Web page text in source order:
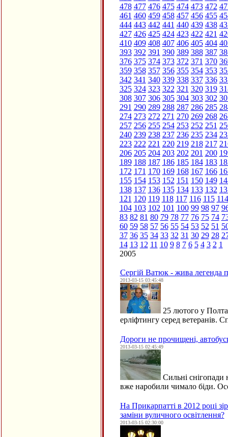
478 477 476 475 474 473 472
461 460 459 458 457 456 455
444 443 442 441 440 439 438
427 426 425 424 423 422 421
410 409 408 407 406 405 404
393 392 391 390 389 388 387
376 375 374 373 372 371 370
359 358 357 356 355 354 353
342 341 340 339 338 337 336
325 324 323 322 321 320 319
308 307 306 305 304 303 302
291 290 289 288 287 286 285
274 273 272 271 270 269 268
257 256 255 254 253 252 251
240 239 238 237 236 235 234
223 222 221 220 219 218 217
206 205 204 203 202 201 200
189 188 187 186 185 184 183
172 171 170 169 168 167 166
155 154 153 152 151 150 149
138 137 136 135 134 133 132
121 120 119 118 117 116 115 114
104 103 102 101 100 99 98 97
83 82 81 80 79 78 77 76 75 74
60 59 58 57 56 55 54 53 52 51
37 36 35 34 33 32 31 30 29 28
14 13 12 11 10 9 8 7 6 5 4 3 2 1
2005
Сергій Ватюк - жива легенда
2013-03-15 03:45:48
25 лютого у
ерліфтингу серед ветеранів.
Дороги не прочищені,
2013-03-15 02:45:49
Сильні снігопади
вже наробили чимало біди.
На Прикарпатті в 2012 році
заміни вуличного освітлення?
2013-03-15 02:30:00